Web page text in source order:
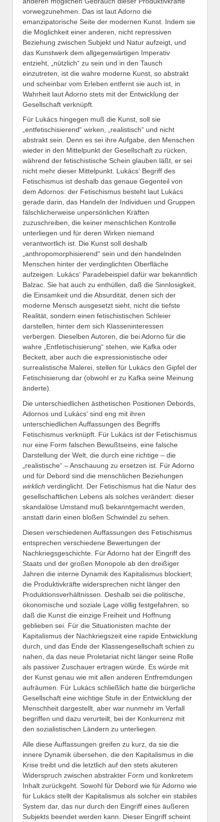
vorwegzunehmen. Das ist laut Adorno die
emanzipatorische Seite der modernen Kunst. Indem sie
die Möglichkeit einer anderen, nicht repressiven
Beziehung zwischen Subjekt und Natur aufzeigt, und
das Kunstwerk dem allgegenwärtigen Imperativ
entzieht, „nützlich“ zu sein und in den Tausch
einzutreten, ist die wahre moderne Kunst, so abstrakt
und scheinbar vom Erleben entfernt sie auch ist, in
Wahrheit laut Adorno stets mit der Entwicklung der
Gesellschaft verknüpft.
Für Lukács hingegen muß die Kunst, soll sie
„entfetischisierend“ wirken, „realistisch“ und nicht
abstrakt sein. Denn es sei ihre Aufgabe, den Menschen
wieder in den Mittelpunkt der Gesellschaft zu rücken,
während der fetischistische Schein glauben läßt, er sei
nicht mehr dieser Mittelpunkt. Lukács‘ Begriff des
Fetischismus ist deshalb das genaue Gegenteil von
dem Adornos: der Fetischismus besteht laut Lukács
gerade darin, das Handeln der Individuen und Gruppen
fälschlicherweise unpersönlichen Kräften
zuzuschreiben, die keiner menschlichen Kontrolle
unterliegen und für deren Wirken niemand
verantwortlich ist. Die Kunst soll deshalb
„anthropomorphisierend“ sein und den handelnden
Menschen hinter der verdinglichten Oberfläche
aufzeigen. Lukács‘ Paradebeispiel dafür war bekanntlich
Balzac. Sie hat auch zu enthüllen, daß die Sinnlosigkeit,
die Einsamkeit und die Absurdität, denen sich der
moderne Mensch ausgesetzt sieht, nicht die tiefste
Realität, sondern einen fetischistischen Schleier
darstellen, hinter dem sich Klasseninteressen
verbergen. Dieselben Autoren, die bei Adorno für die
wahre „Entfetischisierung“ stehen, wie Kafka oder
Beckett, aber auch die expressionistische oder
surrealistische Malerei, stellen für Lukács den Gipfel der
Fetischisierung dar (obwohl er zu Kafka seine Meinung
änderte).
Die unterschiedlichen ästhetischen Positionen Debords,
Adornos und Lukács‘ sind eng mit ihren
unterschiedlichen Auffassungen des Begriffs
Fetischismus verknüpft. Für Lukács ist der Fetischismus
nur eine Form falschen Bewußtseins, eine falsche
Darstellung der Welt, die durch eine richtige – die
„realistische“ – Anschauung zu ersetzen ist. Für Adorno
und für Debord sind die menschlichen Beziehungen
wirklich verdinglicht. Der Fetischismus hat die Natur des
gesellschaftlichen Lebens als solches verändert: dieser
skandalöse Umstand muß bekanntgemacht werden,
anstatt darin einen bloßen Schwindel zu sehen.
Diesen verschiedenen Auffassungen des Fetischismus
entsprechen verschiedene Bewertungen der
Nachkriegsgeschichte. Für Adorno hat der Eingriff des
Staats und der großen Monopole ab den dreißiger
Jahren die interne Dynamik des Kapitalismus blockiert;
die Produktivkräfte widersprechen nicht länger den
Produktionsverhältnissen. Deshalb sei die politische,
ökonomische und soziale Lage völlig festgefahren, so
daß die Kunst die einzige Freiheit und Hoffnung
geblieben sei. Für die Situationisten machte der
Kapitalismus der Nachkriegszeit eine rapide Entwicklung
durch, und das Ende der Klassengesellschaft schien zu
nahen, da das neue Proletariat nicht länger seine Rolle
als passiver Zuschauer ertragen würde. Es würde mit
der Kunst genau wie mit allen anderen Entfremdungen
aufräumen. Für Lukács schließlich hatte die bürgerliche
Gesellschaft eine wichtige Stufe in der Entwicklung der
Menschheit dargestellt, aber war nunmehr im Verfall
begriffen und dazu verurteilt, bei der Konkurrenz mit
den sozialistischen Ländern zu unterliegen.
Alle diese Auffassungen greifen zu kurz, da sie die
innere Dynamik übersehen, die den Kapitalismus in die
Krise treibt und die letztlich auf den stets akuteren
Widerspruch zwischen abstrakter Form und konkretem
Inhalt zurückgeht. Sowohl für Debord wie für Adorno wie
für Lukács stellt der Kapitalismus als solcher ein stabiles
System dar, das nur durch den Eingriff eines äußeren
Subjekts beendet werden kann. Dieser Eingriff scheint